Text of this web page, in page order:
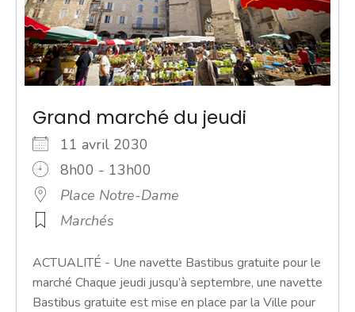
Grand marché du jeudi
11 avril 2030
8h00 - 13h00
Place Notre-Dame
Marchés
ACTUALITÉ - Une navette Bastibus gratuite pour le
marché Chaque jeudi jusqu’à septembre, une navette
Bastibus gratuite est mise en place par la Ville pour